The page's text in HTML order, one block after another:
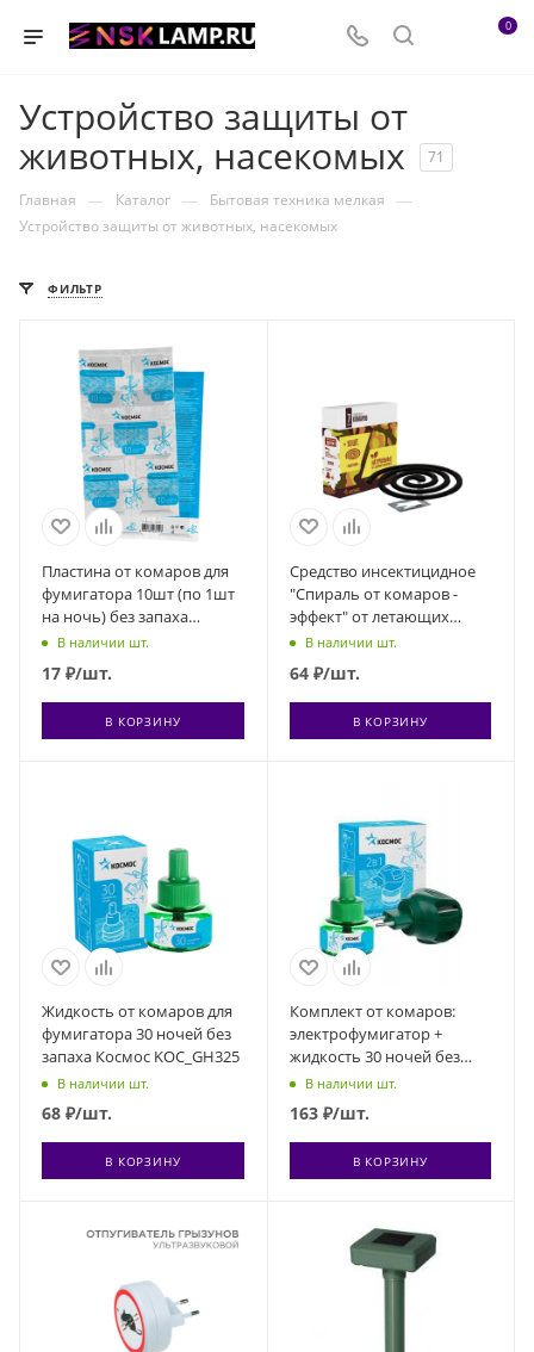
0
Устройство защиты от
животных, насекомых
71
Главная — Каталог — Бытовая техника мелкая —
Устройство защиты от животных, насекомых
ФИЛЬТР
Пластина от комаров для
фумигатора 10шт (по 1шт
на ночь) без запаха
Космос KOC_GH324
В наличии шт.
17 ₽/шт.
В КОРЗИНУ
Средство инсектицидное
"Спираль от комаров -
эффект" от летающих
кровососущих насекомых
мокрецы) спираль 10шт
Космос KOC_GH334
В наличии шт.
64₽/шт.
В КОРЗИНУ
Жидкость от комаров для
фумигатора 30 ночей без
запаха Космос KOC_GH325
В наличии шт.
68 ₽/шт.
В КОРЗИНУ
Комплект от комаров:
электрофумигатор +
жидкость 30 ночей без
запаха (можно
использовать либо с
жидкостью либо с
пластинами) Космос
KOC_GH326
В наличии шт.
163₽/шт.
В КОРЗИНУ